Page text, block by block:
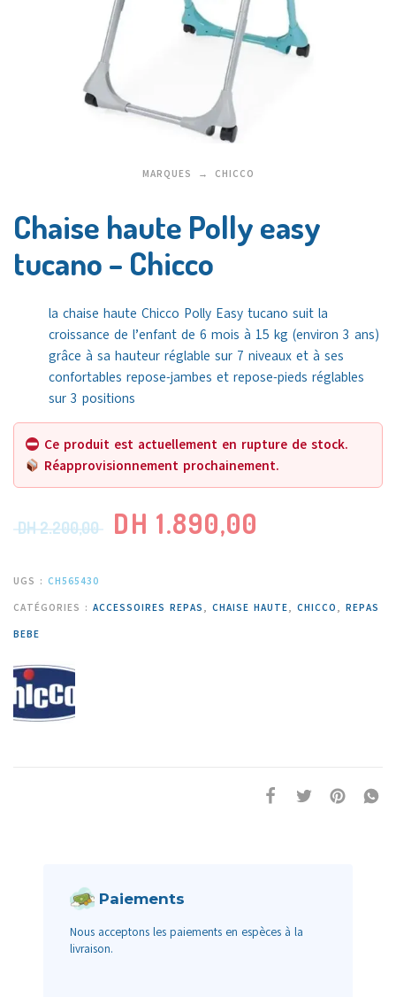
MARQUES CHICCO
Chaise haute Polly easy
tucano – Chicco
la chaise haute Chicco Polly Easy tucano suit la
croissance de l’enfant de 6 mois à 15 kg (environ 3 ans)
grâce à sa hauteur réglable sur 7 niveaux et à ses
confortables repose-jambes et repose-pieds réglables
sur 3 positions
Ce produit est actuellement en rupture de stock.
Réapprovisionnement prochainement.
DH2.200,00 DH 1.890,00
UGS : CH565430
CATÉGORIES : ACCESSOIRES REPAS , CHAISE HAUTE, CHICCO , REPAS
BEBE
Paiements
Nous acceptons les paiements en espèces à la
livraison.